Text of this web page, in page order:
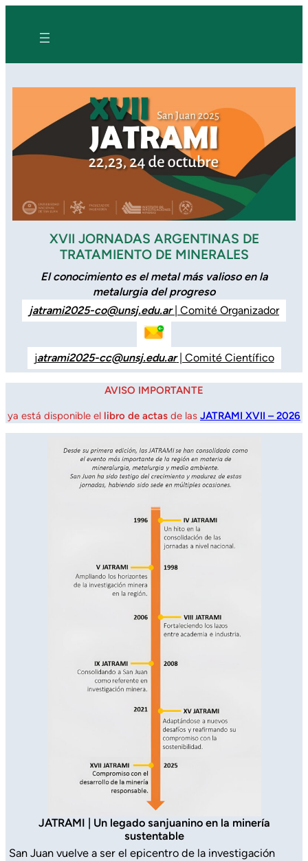
XVII JORNADAS ARGENTINAS DE
TRATAMIENTO DE MINERALES
El conocimiento es el metal más valioso en la
metalurgia del progreso
jatrami2025-co@unsj.edu.ar| Comité Organizador
jatrami2025-cc@unsj.edu.ar| Comité Científico
AVISO IMPORTANTE
ya está disponible el libro de actas de las JATRAMI XVII – 2026
JATRAMI
Un legado sanjuanino en la minería
sustentable
San Juan vuelve a ser el epicentro de la investigación